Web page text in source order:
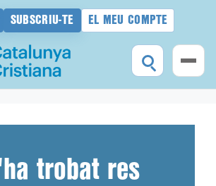
SUBSCRIU-TE EL MEU COMPTE
trobat res